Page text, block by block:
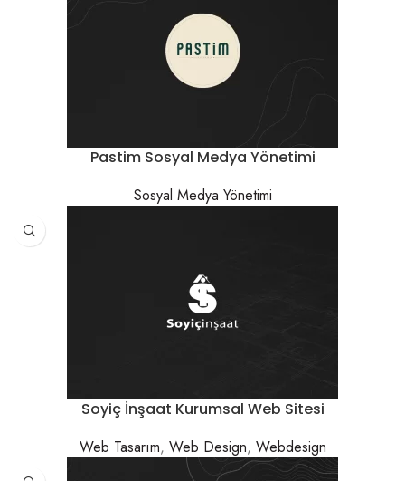
Pastim Sosyal Medya Yönetimi
Sosyal Medya Yönetimi
Soyiç İnşaat Kurumsal Web Sitesi
Web Tasarım, Web Design, Webdesign